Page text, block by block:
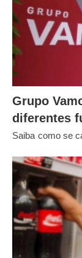
Grupo
diferentes
Saiba como se